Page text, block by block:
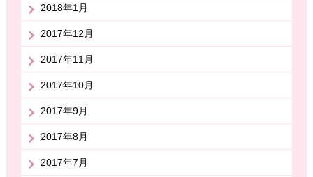
2018年1月
2017年12月
2017年11月
2017年10月
2017年9月
2017年8月
2017年7月